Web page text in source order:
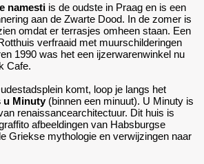
namesti is de oudste in Praag en is een
aan de Zwarte Dood. In de zomer is
omdat er terrasjes omheen staan. Een
verfraaid met muurschilderingen
1990 was het een ijzerwarenwinkel nu
Cafe.
komt, loop je langs het
u Minuty(binnen een minuut). U Minuty is
renaissancearchitectuur. Dit huis is
afbeeldingen van Habsburgse
Griekse mythologie en verwijzingen naar